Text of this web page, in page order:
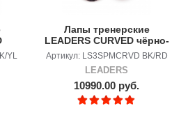
YL
Лапы тренерские
LEADERS CURVED чёрно-
красные
Артикул: LS3SPMCRVD BK/RD
LEADERS
10990.00 руб.